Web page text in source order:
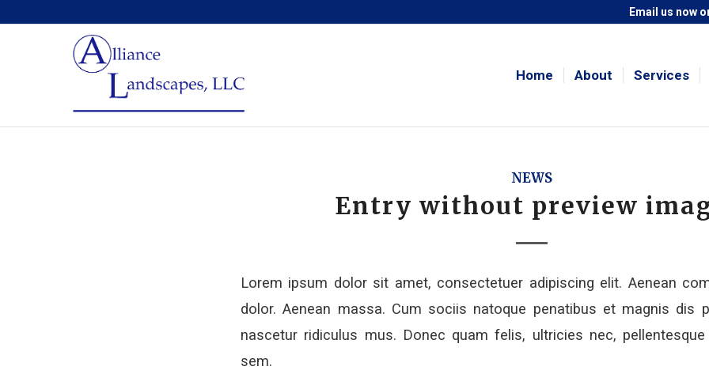
Email us now
Home About Services
NEWS
Entry without preview
Lorem ipsum dolor sit amet, consectetuer adipiscing elit. Aenean
dolor. Aenean massa. Cum sociis natoque penatibus et magnis dis
nascetur ridiculus mus. Donec quam felis, ultricies nec,
sem.